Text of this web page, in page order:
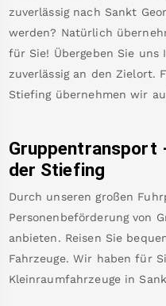
zuverlässig nach Sankt
werden? Natürlich
für Sie! Übergeben Sie
zuverlässig an den Zielort.
Stiefing übernehmen wir
Gruppentransport
der Stiefing
Durch unseren großen
Personenbeförderung von
anbieten. Reisen Sie
Fahrzeuge. Wir haben für
Kleinraumfahrzeuge in